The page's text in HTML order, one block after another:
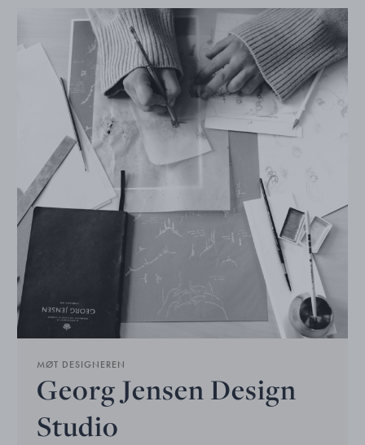
MØT DESIGNEREN
Georg Jensen Design
Studio